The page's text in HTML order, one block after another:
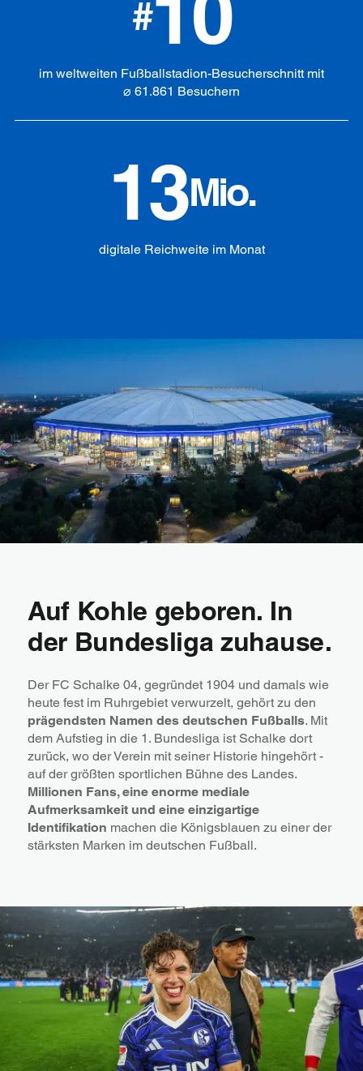
#
im weltweiten Fußballstadion-Besucherschnitt mit
⌀ 61.861 Besuchern
13Mio.
digitale Reichweite im Monat
Auf Kohle geboren. In
der Bundesliga zuhause.
Der FC Schalke 04, gegründet 1904 und damals wie
heute fest im Ruhrgebiet verwurzelt, gehört zu den
prägendsten Namen des deutschen Fußballs. Mit
dem Aufstieg in die 1. Bundesliga ist Schalke dort
zurück, wo der Verein mit seiner Historie hingehört -
auf der größten sportlichen Bühne des Landes.
Millionen Fans, eine enorme mediale
Aufmerksamkeit und eine einzigartige
Identifikation machen die Königsblauen zu einer der
stärksten Marken im deutschen Fußball.